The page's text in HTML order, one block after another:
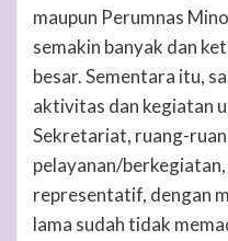
maupun Perumnas
semakin banyak dan
besar. Sementara itu,
aktivitas dan kegiatan
Sekretariat, ruang-
pelayanan/
representatif, dengan
lama sudah tidak